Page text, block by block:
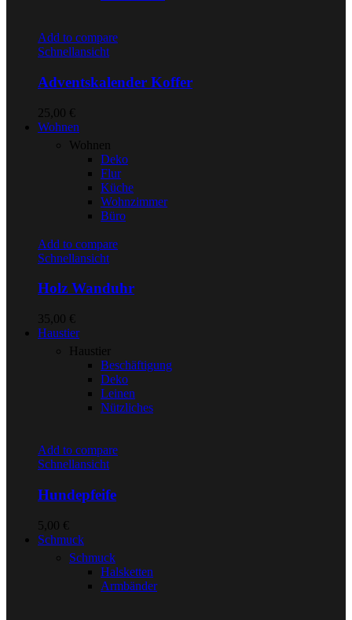
Add to compare
Schnellansicht
Adventskalender Koffer
25,00 €
Wohnen
Wohnen
Deko
Flur
Küche
Wohnzimmer
Büro
Add to compare
Schnellansicht
Holz Wanduhr
35,00 €
Haustier
Haustier
Beschäftigung
Deko
Leinen
Nützliches
Add to compare
Schnellansicht
Hundepfeife
5,00 €
Schmuck
Schmuck
Halsketten
Armbänder